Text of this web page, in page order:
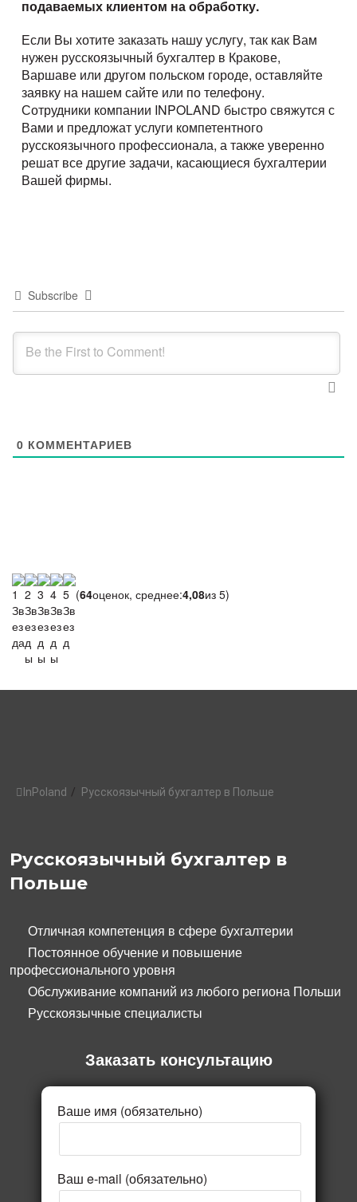
подаваемых клиентом на обработку.
Если Вы хотите заказать нашу услугу, так как Вам
нужен русскоязычный бухгалтер в Кракове,
Варшаве или другом польском городе, оставляйте
заявку на нашем сайте или по телефону.
Сотрудники компании INPOLAND быстро свяжутся с
Вами и предложат услуги компетентного
русскоязычного профессионала, а также уверенно
решат все другие задачи, касающиеся бухгалтерии
Вашей фирмы.
Subscribe
0 КОММЕНТАРИЕВ
(64оценок, среднее:4,08из 5)
InPoland / Русскоязычный бухгалтер в Польше
Русскоязычный бухгалтер в
Польше
Отличная компетенция в сфере бухгалтерии
Постоянное обучение и повышение
профессионального уровня
Обслуживание компаний из любого региона Польши
Русскоязычные специалисты
Заказать консультацию
Ваше имя (обязательно)
Ваш e-mail (обязательно)